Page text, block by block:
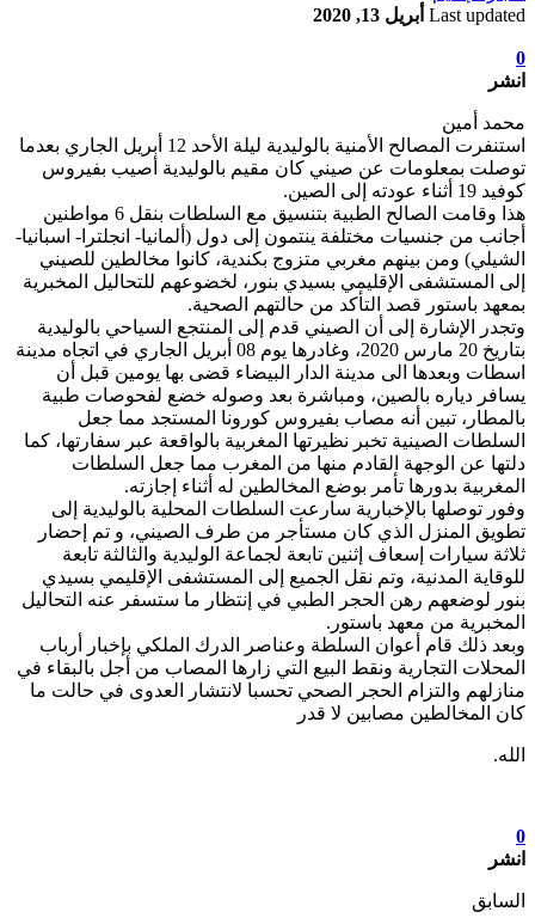
Last updated أبريل 13, 2020
0
انشر
محمد أمين
استنفرت المصالح الأمنية بالوليدية ليلة الأحد 12 أبريل الجاري بعدما
توصلت بمعلومات عن صيني كان مقيم بالوليدية أصيب بفيروس
كوفيد 19 أثناء عودته إلى الصين.
هذا وقامت الصالح الطبية بتنسيق مع السلطات بنقل 6 مواطنين
أجانب من جنسيات مختلفة ينتمون إلى دول (ألمانيا- انجلترا- اسبانيا-
الشيلي) ومن بينهم مغربي متزوج بكندية، كانوا مخالطين للصيني
إلى المستشفى الإقليمي بسيدي بنور، لخضوعهم للتحاليل المخبرية
بمعهد باستور قصد التأكد من حالتهم الصحية.
وتجدر الإشارة إلى أن الصيني قدم إلى المنتجع السياحي بالوليدية
بتاريخ 20 مارس 2020، وغادرها يوم 08 أبريل الجاري في اتجاه مدينة
اسطات وبعدها الى مدينة الدار البيضاء قضى بها يومين قبل أن
يسافر دياره بالصين، ومباشرة بعد وصوله خضع لفحوصات طبية
بالمطار، تبين أنه مصاب بفيروس كورونا المستجد مما جعل
السلطات الصينية تخبر نظيرتها المغربية بالواقعة عبر سفارتها، كما
دلتها عن الوجهة القادم منها من المغرب مما جعل السلطات
المغربية بدورها تأمر بوضع المخالطين له أثناء إجازته.
وفور توصلها بالإخبارية سارعت السلطات المحلية بالوليدية إلى
تطويق المنزل الذي كان مستأجر من طرف الصيني، و تم إحضار
ثلاثة سيارات إسعاف إثنين تابعة لجماعة الوليدية والثالثة تابعة
للوقاية المدنية، وتم نقل الجميع إلى المستشفى الإقليمي بسيدي
بنور لوضعهم رهن الحجر الطبي في إنتظار ما ستسفر عنه التحاليل
المخبرية من معهد باستور.
وبعد ذلك قام أعوان السلطة وعناصر الدرك الملكي بإخبار أرباب
المحلات التجارية ونقط البيع التي زارها المصاب من أجل بالبقاء في
منازلهم والتزام الحجر الصحي تحسبا لانتشار العدوى في حالت ما
كان المخالطين مصابين لا قدر
الله.
0
انشر
السابق